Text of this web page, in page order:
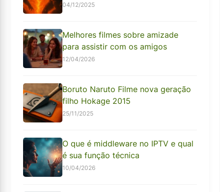
04/12/2025
Melhores filmes sobre amizade
para assistir com os amigos
12/04/2026
Boruto Naruto Filme nova geração
filho Hokage 2015
25/11/2025
O que é middleware no IPTV e qual
é sua função técnica
10/04/2026